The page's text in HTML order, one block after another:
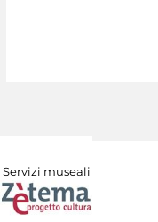
Servizi museali